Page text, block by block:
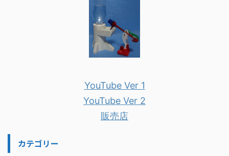
YouTube Ver 1
YouTube Ver 2
販売店
カテゴリー